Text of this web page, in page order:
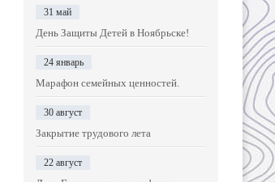
31 май
День Защиты Детей в Ноябрьске!
24 январь
Марафон семейных ценностей.
30 август
Закрытие трудового лета
22 август